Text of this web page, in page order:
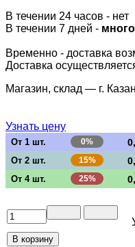
В течении 24 часов - нет
В течении 7 дней - много
Временно - доставка
Доставка
Магазин, склад — г.
Узнать цену
От 1 шт. 0%
От 2 шт. 15%
От 4 шт. 25%